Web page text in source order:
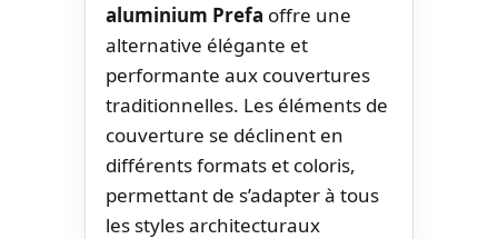
aluminium Prefa offre une
alternative élégante et
performante aux couvertures
traditionnelles. Les éléments de
couverture se déclinent en
différents formats et coloris,
permettant de s’adapter à tous
les styles architecturaux